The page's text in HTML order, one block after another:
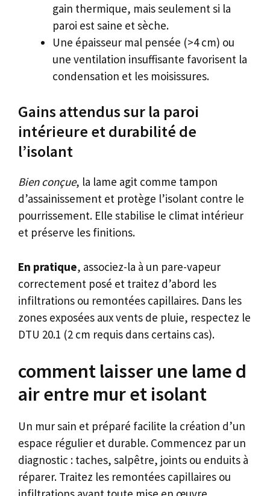
gain thermique, mais seulement si la
paroi est saine et sèche.
Une épaisseur mal pensée (>4 cm) ou
une ventilation insuffisante favorisent la
condensation et les moisissures.
Gains attendus sur la paroi
intérieure et durabilité de
l’isolant
Bien conçue, la lame agit comme tampon
d’assainissement et protège l’isolant contre le
pourrissement. Elle stabilise le climat intérieur
et préserve les finitions.
En pratique, associez-la à un pare-vapeur
correctement posé et traitez d’abord les
infiltrations ou remontées capillaires. Dans les
zones exposées aux vents de pluie, respectez le
DTU 20.1 (2 cm requis dans certains cas).
comment laisser une lame d
air entre mur et isolant
Un mur sain et préparé facilite la création d’un
espace régulier et durable. Commencez par un
diagnostic : taches, salpêtre, joints ou enduits à
réparer. Traitez les remontées capillaires ou